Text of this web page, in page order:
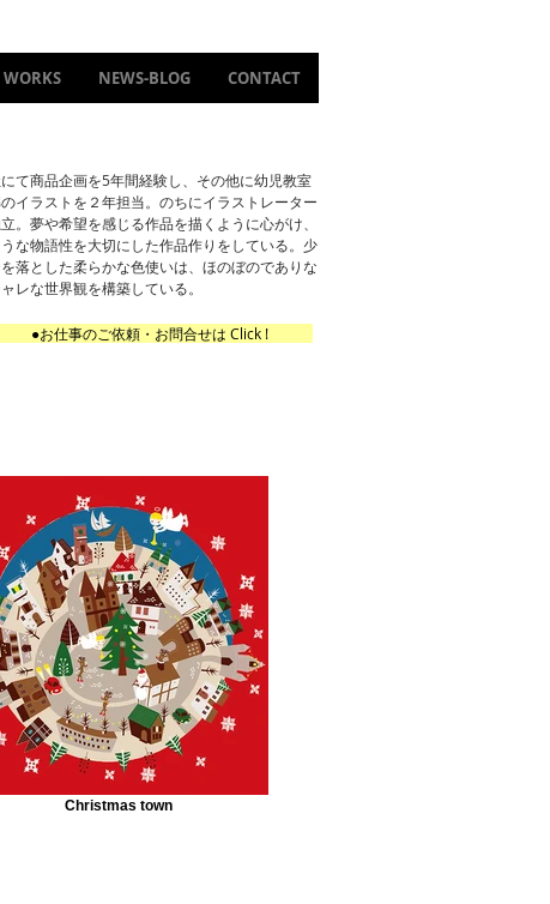
WORKS NEWS-BLOG CONTACT
て商品企画を5年間経験し、その他に幼児教室
イラストを２年担当。のちにイラストレーター
。夢や希望を感じる作品を描くように心がけ、
な物語性を大切にした作品作りをしている。少
落とした柔らかな色使いは、ほのぼのでありな
レな世界観を構築している。
●お仕事のご依頼・お問合せは Click !
Christmas town